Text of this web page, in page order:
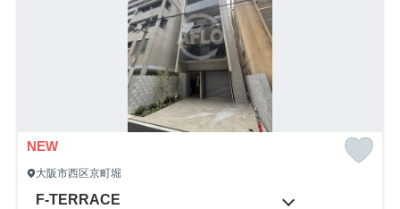
NEW
大阪市西区京町堀
F-TERRACE